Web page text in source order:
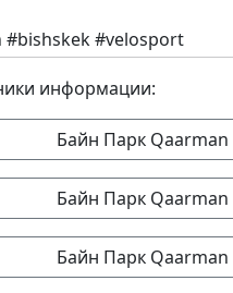
#velosport
информации:
Байн Парк Qaarman
Байн Парк Qaarman
Байн Парк Qaarman